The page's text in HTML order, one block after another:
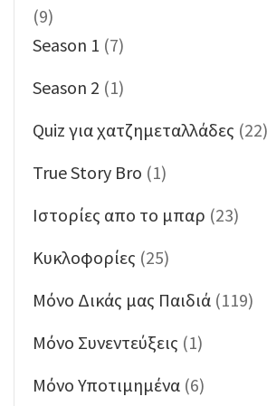
(9)
Season 1 (7)
Season 2 (1)
Quiz για χατζημεταλλάδες (22)
True Story Bro (1)
Ιστορίες απο το μπαρ (23)
Κυκλοφορίες (25)
Μόνο Δικάς μας Παιδιά (119)
Μόνο Συνεντεύξεις (1)
Μόνο Υποτιμημένα (6)